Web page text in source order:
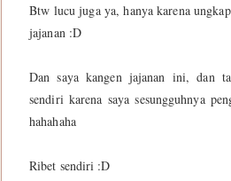
Btw lucu juga ya, hanya karena
jajanan :D
Dan saya kangen jajanan ini, dan
sendiri karena saya sesungguhnya
hahahaha
Ribet sendiri :D